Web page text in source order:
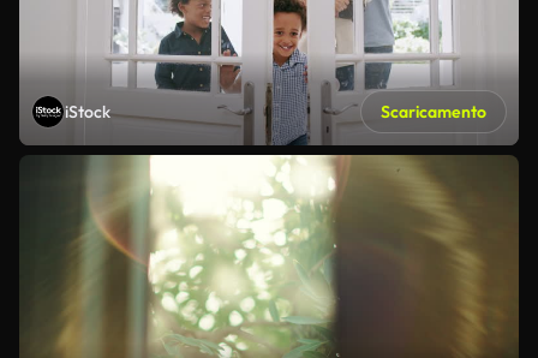
iStock Scaricamento